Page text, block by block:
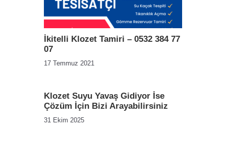
İkitelli Klozet Tamiri – 0532 384 77
07
17 Temmuz 2021
Klozet Suyu Yavaş Gidiyor İse
Çözüm İçin Bizi Arayabilirsiniz
31 Ekim 2025